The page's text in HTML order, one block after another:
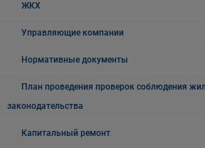
ЖКХ
Управляющие компании
Нормативные документы
План проведения проверок соблюдения
законодательства
Капитальный ремонт